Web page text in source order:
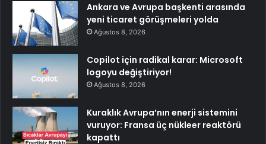
Ankara ve Avrupa başkenti arasında
yeni ticaret görüşmeleri yolda
Ağustos 8, 2026
Copilot için radikal karar: Microsoft
logoyu değiştiriyor!
Ağustos 8, 2026
Kuraklık Avrupa’nın enerji sistemini
vuruyor: Fransa üç nükleer reaktörü
kapattı